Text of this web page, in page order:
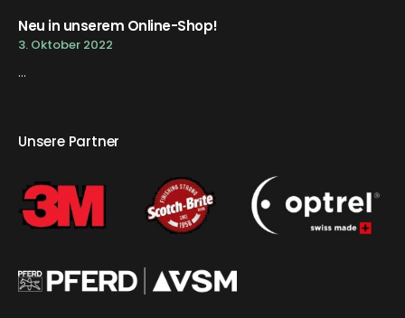
Neu in unserem Online-Shop!
3. Oktober 2022
...
Unsere Partner